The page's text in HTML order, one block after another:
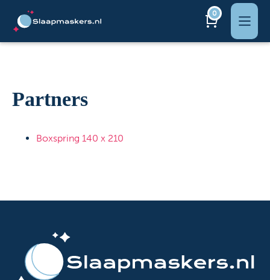
0
Partners
Boxspring 140 x 210